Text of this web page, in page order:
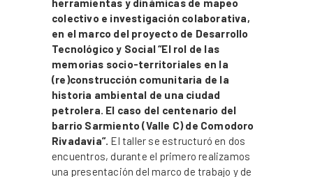
herramientas y dinámicas de mapeo
colectivo e investigación colaborativa,
en el marco del proyecto de Desarrollo
Tecnológico y Social “El rol de las
memorias socio-territoriales en la
(re)construcción comunitaria de la
historia ambiental de una ciudad
petrolera. El caso del centenario del
barrio Sarmiento (Valle C) de Comodoro
Rivadavia”. El taller se estructuró en dos
encuentros, durante el primero realizamos
una presentación del marco de trabajo y de